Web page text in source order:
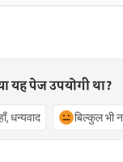
यह पेज उपयोगी था?
धन्यवाद बिल्कुल भी